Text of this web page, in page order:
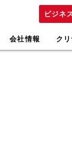
会社情報 ク
ビジネ